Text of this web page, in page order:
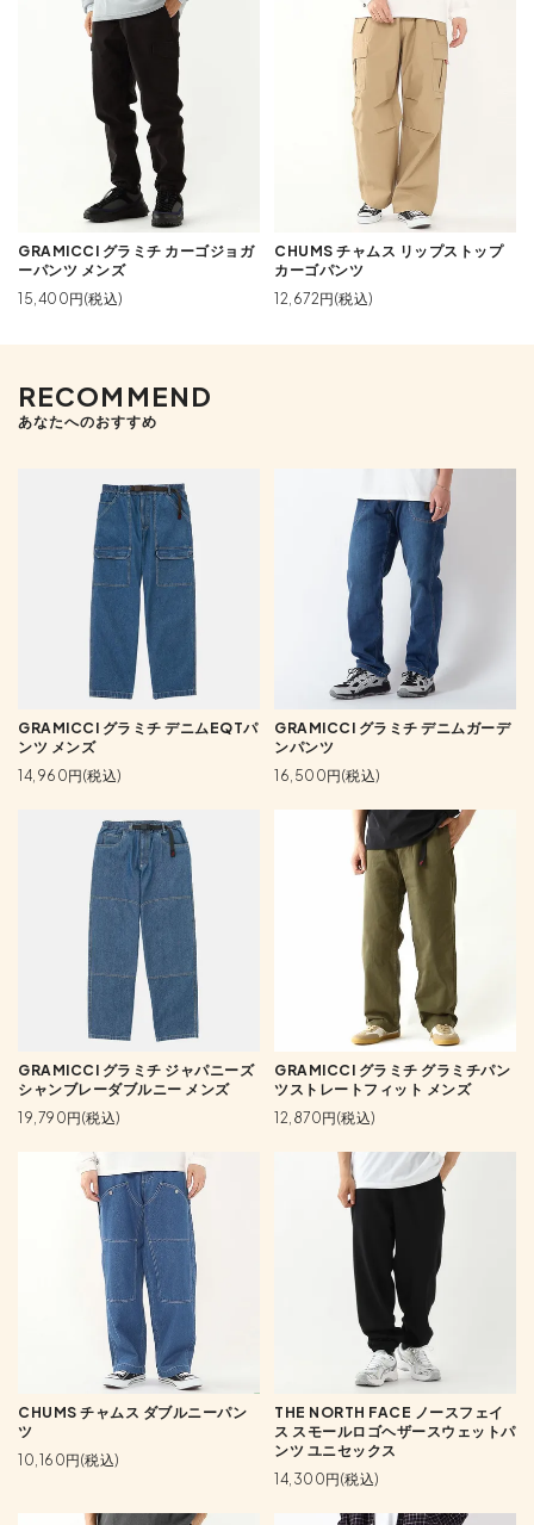
GRAMICCI グラミチ カーゴジョガ
ーパンツ メンズ
15,400円(税込)
CHUMS チャムス リップストップ
カーゴパンツ
12,672円(税込)
RECOMMEND
あなたへのおすすめ
GRAMICCI グラミチ デニムEQTパ
ンツ メンズ
14,960円(税込)
GRAMICCI グラミチ デニムガーデ
ンパンツ
16,500円(税込)
GRAMICCI グラミチ ジャパニーズ
シャンブレーダブルニー メンズ
19,790円(税込)
GRAMICCI グラミチ グラミチパン
ツストレートフィット メンズ
12,870円(税込)
CHUMS チャムス ダブルニーパン
ツ
10,160円(税込)
THE NORTH FACE ノースフェイ
ス スモールロゴヘザースウェットパ
ンツ ユニセックス
14,300円(税込)